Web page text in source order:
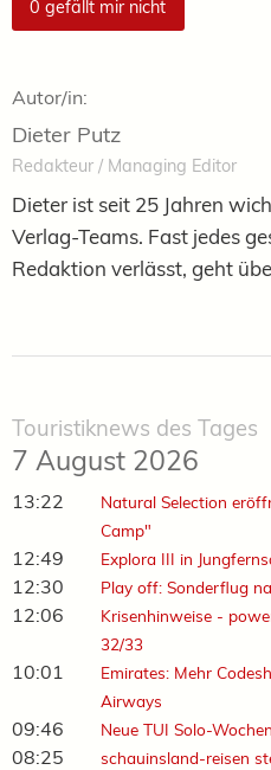
0 gefällt mir nicht
Autor/in:
Dieter Putz
Redakteur / Managing Editor
Dieter ist seit 25 Jahren
Verlag-Teams. Fast jedes
Redaktion verlässt, geht
Touristiknews des Tages
7 August 2026
13:22
Natural Selection
Camp"
12:49 Explora III in
12:30 Play off: Sonderflug
12:06
Krisenhinweise -
32/33
10:01
Emirates: Mehr
Airways
09:46 Neue TUI Solo-
08:25
schauinsland-reisen